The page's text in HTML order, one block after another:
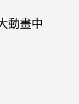
動畫中